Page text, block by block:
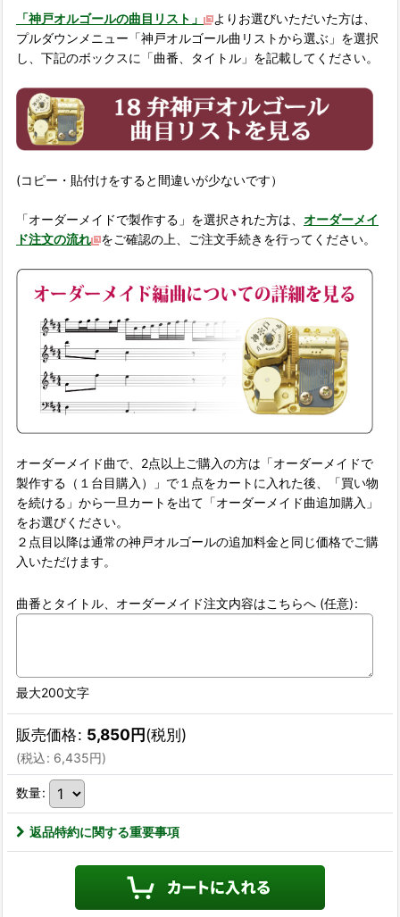
「神戸オルゴールの曲目リスト」
よりお選びいただいた方は、
プルダウンメニュー「神戸オルゴール曲リストから選ぶ」を選択
し、下記のボックスに「曲番、タイトル」を記載してください。
(コピー・貼付けをすると間違いが少ないです）
「オーダーメイドで製作する」を選択された方は、 オーダーメイ
ド注文の流れ
をご確認の上、ご注文手続きを行ってください。
オーダーメイド曲で、2点以上ご購入の方は「オーダーメイドで
製作する（１台目購入）」で１点をカートに入れた後、「買い物
を続ける」から一旦カートを出て「オーダーメイド曲追加購入」
をお選びください。
２点目以降は通常の神戸オルゴールの追加料金と同じ価格でご購
入いただけます。
曲番とタイトル、オーダーメイド注文内容はこちらへ (任意):
最大200文字
販売価格: 5,850円(税別)
(税込: 6,435円)
数量:
返品特約に関する重要事項